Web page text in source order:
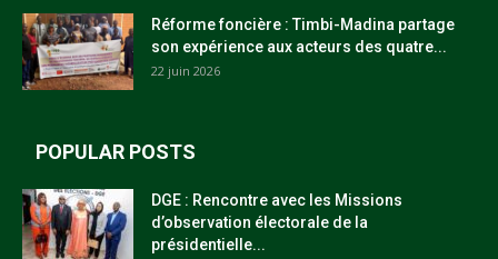
Réforme foncière : Timbi-Madina partage
son expérience aux acteurs des quatre...
22 juin 2026
POPULAR POSTS
DGE : Rencontre avec les Missions
d’observation électorale de la
présidentielle...